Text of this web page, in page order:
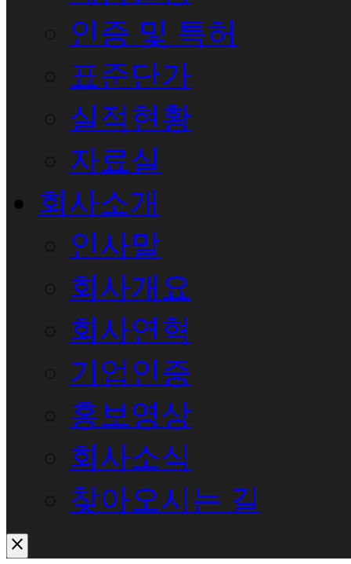
인증 및 특허
표준단가
실적현황
자료실
회사소개
인사말
회사개요
회사연혁
기업인증
홍보영상
회사소식
찾아오시는 길
close